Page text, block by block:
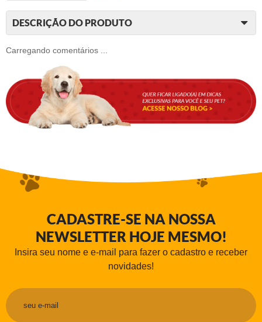
DESCRIÇÃO DO PRODUTO
Carregando comentários ...
CADASTRE-SE NA NOSSA
NEWSLETTER HOJE MESMO!
Insira seu nome e e-mail para fazer o cadastro e receber
novidades!